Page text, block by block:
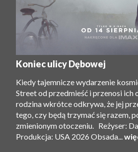
Koniec ulicy Dębowej
Kiedy tajemnicze wydarzenie
Street od przedmieść i przenosi ich
rodzina wkrótce odkrywa, że ​​jej
tego, czy będą trzymać się razem,
zmienionym otoczeniu. Reżyser:
Produkcja: USA 2026 Obsada...